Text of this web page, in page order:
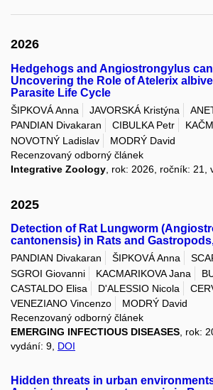
2026
Hedgehogs and Angiostrongylus
Uncovering the Role of Atelerix
Parasite Life Cycle
ŠIPKOVÁ Anna JAVORSKÁ Kristýna
PANDIAN Divakaran
CIBULKA Petr
NOVOTNÝ Ladislav
MODRÝ David
Recenzovaný odborný článek
Integrative Zoology , rok: 2026, ročník: 21,
2025
Detection of Rat Lungworm
cantonensis) in Rats and
PANDIAN Divakaran ŠIPKOVÁ Anna
SGROI Giovanni
KACMARIKOVA Jana
CASTALDO Elisa
D'ALESSIO Nicola
VENEZIANO Vincenzo
MODRÝ David
Recenzovaný odborný článek
EMERGING INFECTIOUS DISEASES, rok:
vydání: 9, DOI
Hidden threats in urban